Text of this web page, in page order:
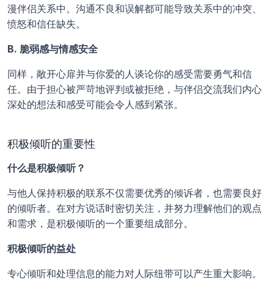
漫伴侣关系中。沟通不良和误解都可能导致关系中的冲突、
愤怒和信任缺失。
B. 脆弱感与情感安全
同样，敞开心扉并与你爱的人谈论你的感受需要勇气和信
任。由于担心被严苛地评判或被拒绝，与伴侣交流我们内心
深处的想法和感受可能会令人感到紧张。
积极倾听的重要性
什么是积极倾听？
与他人保持积极的联系不仅需要优秀的倾诉者，也需要良好
的倾听者。在对方说话时密切关注，并努力理解他们的观点
和需求，是积极倾听的一个重要组成部分。
积极倾听的益处
专心倾听和处理信息的能力对人际纽带可以产生重大影响。